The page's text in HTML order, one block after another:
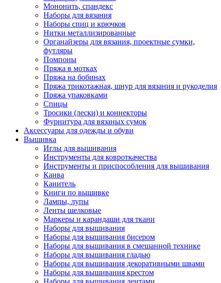
Мононить, спандекс
Наборы для вязания
Наборы спиц и крючков
Нитки металлизированные
Органайзеры для вязания, проектные сумки,
футляры
Помпоны
Пряжа в мотках
Пряжа на бобинах
Пряжа трикотажная, шнур для вязания и рукоделия
Пряжа упаковками
Спицы
Тросики (лески) и коннекторы
Фурнитура для вязаных сумок
Аксессуары для одежды и обуви
Вышивка
Иглы для вышивания
Инструменты для ковроткачества
Инструменты и приспособления для вышивания
Канва
Канитель
Книги по вышивке
Лампы, лупы
Ленты шелковые
Маркеры и карандаши для ткани
Наборы для вышивания
Наборы для вышивания бисером
Наборы для вышивания в смешанной технике
Наборы для вышивания гладью
Наборы для вышивания декоративными швами
Наборы для вышивания крестом
Наборы для вышивания лентами